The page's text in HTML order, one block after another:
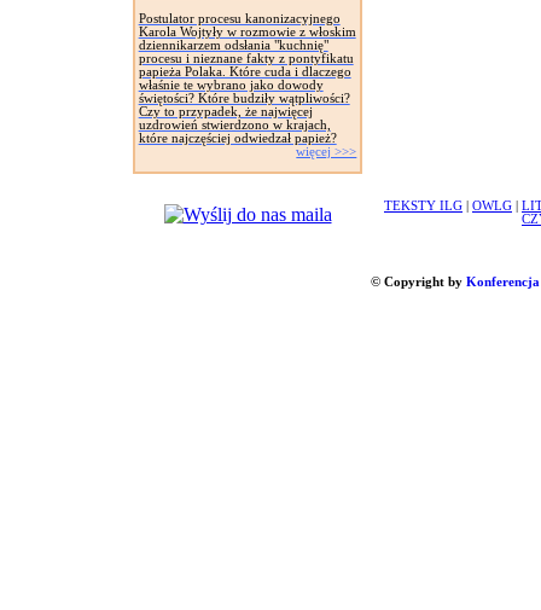
Postulator procesu kanonizacyjnego
Karola Wojtyły w rozmowie z włoskim
dziennikarzem odsłania "kuchnię"
procesu i nieznane fakty z pontyfikatu
papieża Polaka. Które cuda i dlaczego
właśnie te wybrano jako dowody
świętości? Które budziły wątpliwości?
Czy to przypadek, że najwięcej
uzdrowień stwierdzono w krajach,
które najczęściej odwiedzał papież?
więcej >>>
TEKSTY ILG OWLG
© Copyright by Konferencja